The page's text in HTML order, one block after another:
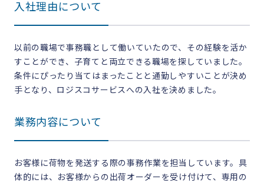
入社理由について
以前の職場で事務職として働いていたので、その経験を活か
すことができ、子育てと両立できる職場を探していました。
条件にぴったり当てはまったことと通勤しやすいことが決め
手となり、ロジスコサービスへの入社を決めました。
業務内容について
お客様に荷物を発送する際の事務作業を担当しています。具
体的には、お客様からの出荷オーダーを受け付けて、専用の